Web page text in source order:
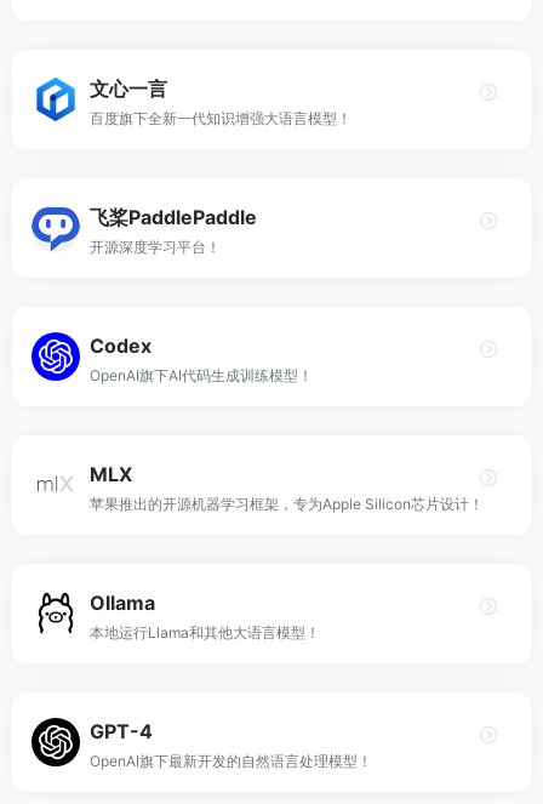
文心一言
百度旗下全新一代知识增强大语言模型！
飞桨PaddlePaddle
开源深度学习平台！
Codex
OpenAI旗下AI代码生成训练模型！
MLX
苹果推出的开源机器学习框架，专为Apple Silicon芯片设计！
Ollama
本地运行Llama和其他大语言模型！
GPT-4
OpenAI旗下最新开发的自然语言处理模型！